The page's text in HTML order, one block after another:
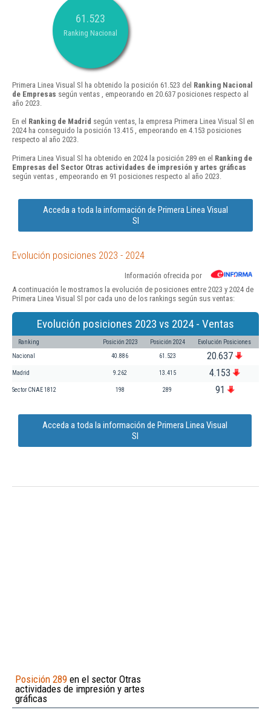
61.523
Ranking Nacional
Primera Linea Visual Sl ha obtenido la posición 61.523 del Ranking Nacional
de Empresas según ventas , empeorando en 20.637 posiciones respecto al
año 2023.
En el Ranking de Madrid según ventas, la empresa Primera Linea Visual Sl en
2024 ha conseguido la posición 13.415 , empeorando en 4.153 posiciones
respecto al año 2023.
Primera Linea Visual Sl ha obtenido en 2024 la posición 289 en el Ranking de
Empresas del Sector Otras actividades de impresión y artes gráficas
según ventas , empeorando en 91 posiciones respecto al año 2023.
Acceda a toda la información de Primera Linea Visual
Sl
Evolución posiciones 2023 - 2024
Información ofrecida por
A continuación le mostramos la evolución de posiciones entre 2023 y 2024 de
Primera Linea Visual Sl por cada uno de los rankings según sus ventas:
Evolución posiciones 2023 vs 2024 - Ventas
Ranking Posición 2023 Posición 2024 Evolución Posiciones
Nacional 40.886 61.523 20.637
Madrid 9.262 13.415 4.153
Sector CNAE 1812 198 289 91
Acceda a toda la información de Primera Linea Visual
Sl
Posición 289 en el sector Otras
actividades de impresión y artes
gráficas